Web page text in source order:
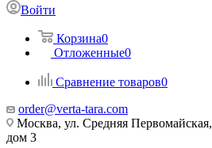
Войти
Корзина0
Отложенные0
Сравнение товаров0
order@verta-tara.com
Москва, ул. Средняя Первомайская,
дом 3